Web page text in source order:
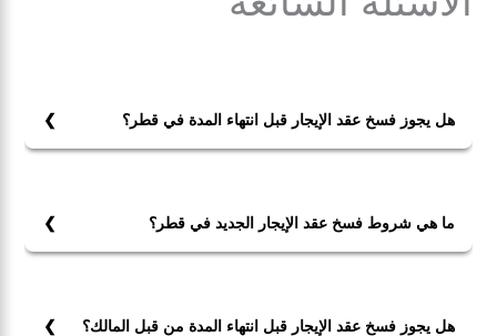
هل يجوز فسخ عقد الإيجار قبل انتهاء المدة في قطر؟
1- وجود بند تعاقدي يسمح بالفسخ المبكر.
ما هي شروط فسخ عقد الإيجار الجديد في قطر؟
العقد.
هل يجوز فسخ عقد الإيجار قبل انتهاء المدة من قبل المالك؟